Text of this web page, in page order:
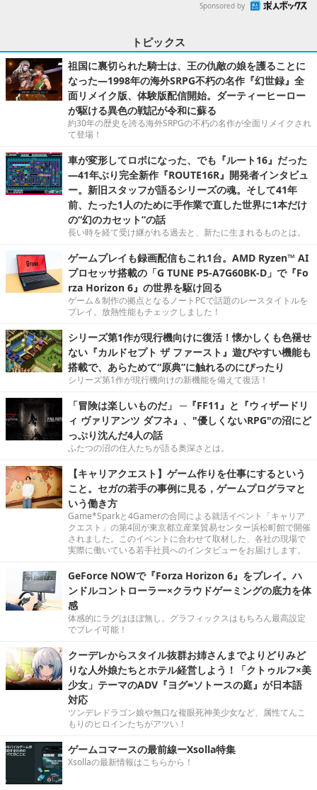
Sponsored by
トピックス
祖国に裏切られた騎士は、王の仇敵の娘を護ることに
なった―1998年の海外SRPG不朽の名作『幻世録』全
面リメイク版、体験版配信開始。ダーティーヒーロー
が駆ける異色の戦記が令和に蘇る
約30年の歴史を誇る海外SRPGの不朽の名作が全面リメイクされ
て登場！
車が変形してロボになった、でも『ルート16』だった
―41年ぶり完全新作『ROUTE16R』開発者インタビュ
ー。新旧スタッフが語るシリーズの魂。そして41年
前、たった1人のために手作業で直した世界に1本だけ
の“幻のカセット”の話
長い時を経て受け継がれる過去と、新たに生まれるものとは。
ゲームプレイも録画配信もこれ1台。AMD Ryzen™ AI
プロセッサ搭載の「G TUNE P5-A7G60BK-D」で『Fo
rza Horizon 6』の世界を駆け回る
ゲーム＆制作の拠点となるノートPCで話題のレースタイトルを
プレイ。放熱性能もチェックしました！
シリーズ第1作が現行機向けに復活！懐かしくも色褪せ
ない『カルドセプト ザ ファースト』遊びやすい機能も
搭載で、あらためて“原典”に触れるのにぴったり
シリーズ第1作が現行機向けの新機能を備えて復活！
「冒険は楽しいものだ」 ─『FF11』と『ウィザードリ
ィ ヴァリアンツ ダフネ』、"優しくないRPG"の沼にど
っぷり沈んだ4人の話
ふたつの沼の住人たちが語る奥深さとは。
【キャリアクエスト】ゲーム作りを仕事にするという
こと。セガの若手の事例に見る，ゲームプログラマと
いう働き方
Game*Sparkと4Gamerの合同による就活イベント「キャリア
クエスト」の第4回が東京都立産業貿易センター浜松町館で開催
されました。このイベントに合わせて取材した、各社の現場で
実際に働いている若手社員へのインタビューをお届けします。
GeForce NOWで『Forza Horizon 6』をプレイ。ハ
ンドルコントローラー×クラウドゲーミングの底力を体
感
体感的にラグはほぼ無し。グラフィックスはもちろん最高設定
でプレイ可能！
クーデレからスタイル抜群お姉さんまでよりどりみど
りな人外娘たちとホテル経営しよう！「クトゥルフ×美
少女」テーマのADV『ヨグ=ソトースの庭』が日本語
対応
ツンデレドラゴン娘や無口な複眼死神美少女など、属性てんこ
もりのヒロインたちがアツい！
ゲームコマースの最前線ーXsolla特集
Xsollaの最新情報はこちらから！